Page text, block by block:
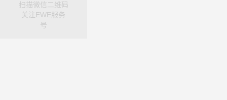
扫描微信二维码
关注EWE服务
号